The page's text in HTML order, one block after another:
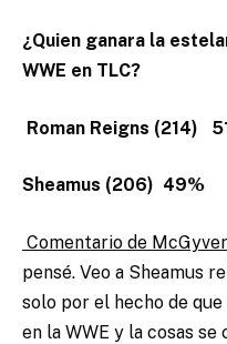
¿Quien ganara la
WWE en TLC?
Roman Reigns (214)
Sheamus (206) 49%
Comentario de
pensé. Veo a Sheamus
solo por el hecho de
en la WWE y la cosas